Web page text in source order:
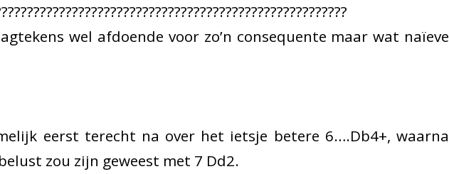
wel afdoende voor zo’n consequente maar wat naïeve
eerst terecht na over het ietsje betere 6….Db4+, waarna
zou zijn geweest met 7 Dd2.